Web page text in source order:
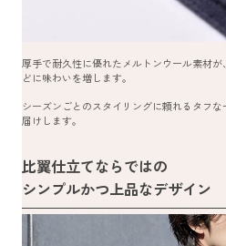
厚手で耐久性に優れたメルトンウール素材
どに味わいを増します。
シーズンごとのスタイリングに頼れるタフ
届けします。
比翼仕立てならではの
シンプルかつ上品なデザイン